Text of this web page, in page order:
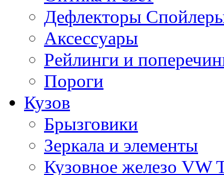
Дефлекторы
Аксессуары
Рейлинги и
Пороги
Кузов
Брызговики
Зеркала и элементы
Кузовное железо VW